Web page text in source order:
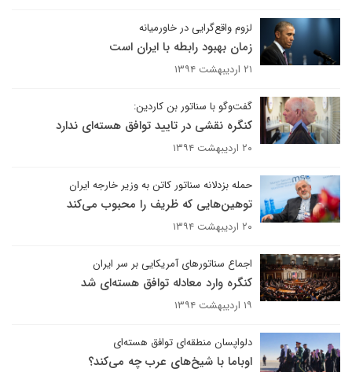
لزوم واقع‌گرایی در خاورمیانه
زمان بهبود رابطه با ایران است
۲۱ اردیبهشت ۱۳۹۴
گفت‌وگو با سناتور بن کاردین:
کنگره نقشی در تایید توافق هسته‌ای ندارد
۲۰ اردیبهشت ۱۳۹۴
حمله بزدلانه سناتور کاتن به وزیر خارجه ایران
توهین‌هایی که ظریف را محبوب می‌کند
۲۰ اردیبهشت ۱۳۹۴
اجماع سناتورهای آمریکایی بر سر ایران
کنگره وارد معادله توافق هسته‌ای شد
۱۹ اردیبهشت ۱۳۹۴
دلواپسان منطقه‌ای توافق هسته‌ای
اوباما با شیخ‌های عرب چه می‌کند؟